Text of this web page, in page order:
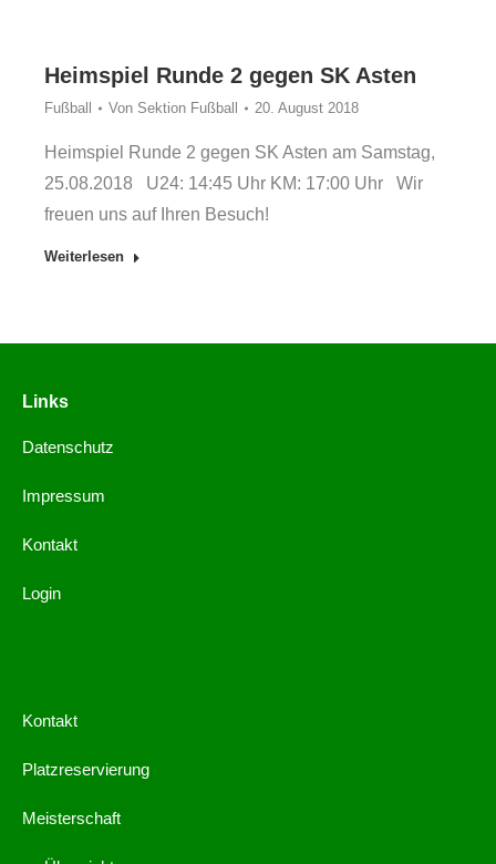
Heimspiel Runde 2 gegen SK Asten
Fußball Von Sektion Fußball 20. August 2018
Heimspiel Runde 2 gegen SK Asten am Samstag,
25.08.2018 U24: 14:45 Uhr KM: 17:00 Uhr Wir
freuen uns auf Ihren Besuch!
Weiterlesen
Links
Datenschutz
Impressum
Kontakt
Login
Kontakt
Platzreservierung
Meisterschaft